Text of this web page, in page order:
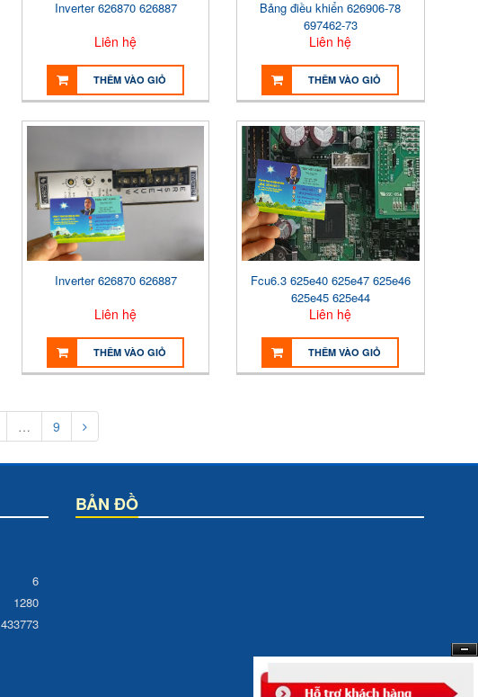
Inverter 626870 626887
Liên hệ
THÊM VÀO GIỎ
Bảng điều khiển 626906-78
697462-73
Liên hệ
THÊM VÀO GIỎ
Inverter 626870 626887
Liên hệ
THÊM VÀO GIỎ
Fcu6.3 625e40 625e47 625e46
625e45 625e44
Liên hệ
THÊM VÀO GIỎ
… 9
6
1280
433773
BẢN ĐỒ